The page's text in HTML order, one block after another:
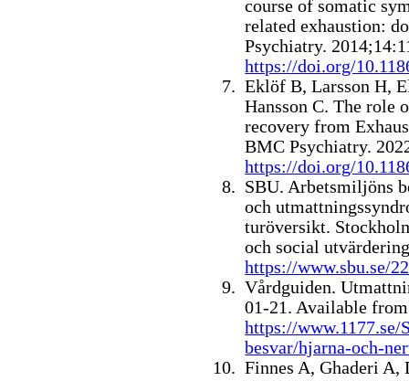
course of somatic
related exhaustion:
Psychiatry.
https://doi.org/
Eklöf B, Larsson H,
Hansson C.The role
recovery from
BMC Psychiatry.
https://doi.org/
SBU. Arbetsmiljöns
och
turöversikt.
och social
https://www.sbu.se/
Vårdguiden.
01-21. Available
https://
besvar/hjarna-och-
Finnes A, Ghaderi A,